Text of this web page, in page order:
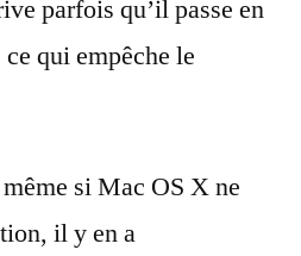
parfois qu’il passe en
qui empêche le
si Mac OS X ne
il y en a